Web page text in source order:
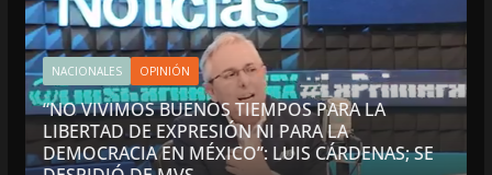
NACIONALES OPINIÓN
“NO VIVIMOS BUENOS TIEMPOS PARA LA
LIBERTAD DE EXPRESIÓN NI PARA LA
DEMOCRACIA EN MÉXICO”: LUIS CÁRDENAS; SE